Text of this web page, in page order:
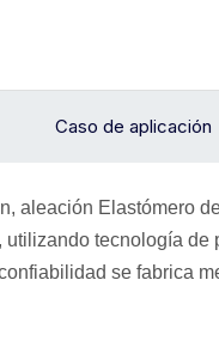
Caso de aplicación
aleación Elastómero
tecnología de
se fabrica